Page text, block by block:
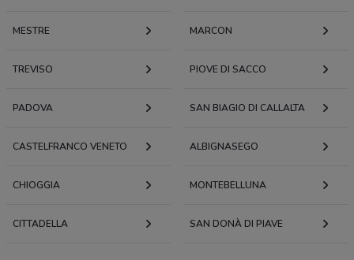
MESTRE MARCON
TREVISO PIOVE DI SACCO
PADOVA SAN BIAGIO DI CALLALTA
CASTELFRANCO VENETO ALBIGNASEGO
CHIOGGIA MONTEBELLUNA
CITTADELLA SAN DONÀ DI PIAVE